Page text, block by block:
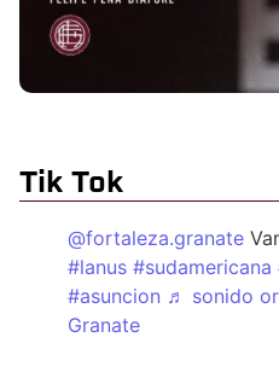
Tik Tok
@fortaleza.granate
#lanus #sudamericana
#asuncion ♬ sonido
Granate